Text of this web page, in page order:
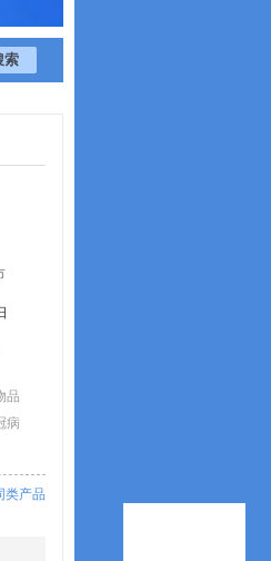
品
病
类产品